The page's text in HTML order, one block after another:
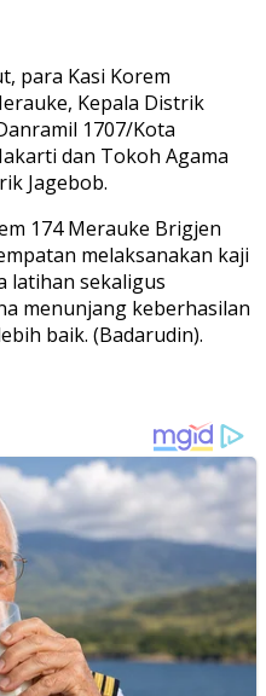
para Kasi Korem
Kepala Distrik
1707/Kota
dan Tokoh Agama
Jagebob.
174 Merauke Brigjen
melaksanakan kaji
latihan sekaligus
menunjang keberhasilan
baik. (Badarudin).